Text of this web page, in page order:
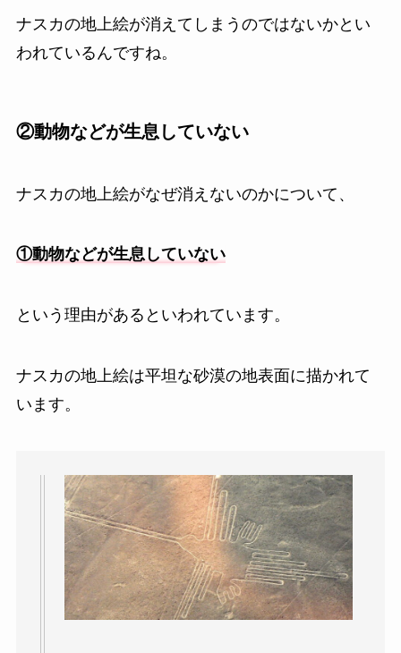
ナスカの地上絵が消えてしまうのではないかとい
われているんですね。
②動物などが生息していない
ナスカの地上絵がなぜ消えないのかについて、
①動物などが生息していない
という理由があるといわれています。
ナスカの地上絵は平坦な砂漠の地表面に描かれて
います。